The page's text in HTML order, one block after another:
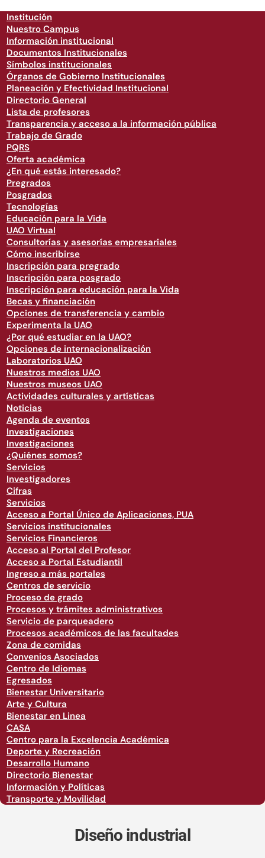
Institución
Nuestro Campus
Información institucional
Documentos Institucionales
Símbolos institucionales
Órganos de Gobierno Institucionales
Planeación y Efectividad Institucional
Directorio General
Lista de profesores
Transparencia y acceso a la información pública
Trabajo de Grado
PQRS
Oferta académica
¿En qué estás interesado?
Pregrados
Posgrados
Tecnologías
Educación para la Vida
UAO Virtual
Consultorías y asesorías empresariales
Cómo inscribirse
Inscripción para pregrado
Inscripción para posgrado
Inscripción para educación para la Vida
Becas y financiación
Opciones de transferencia y cambio
Experimenta la UAO
¿Por qué estudiar en la UAO?
Opciones de internacionalización
Laboratorios UAO
Nuestros medios UAO
Nuestros museos UAO
Actividades culturales y artísticas
Noticias
Agenda de eventos
Investigaciones
Investigaciones
¿Quiénes somos?
Servicios
Investigadores
Cifras
Servicios
Acceso a Portal Único de Aplicaciones, PUA
Servicios institucionales
Servicios Financieros
Acceso al Portal del Profesor
Acceso a Portal Estudiantil
Ingreso a más portales
Centros de servicio
Proceso de grado
Procesos y trámites administrativos
Servicio de parqueadero
Procesos académicos de las facultades
Zona de comidas
Convenios Asociados
Centro de Idiomas
Egresados
Bienestar Universitario
Arte y Cultura
Bienestar en Linea
CASA
Centro para la Excelencia Académica
Deporte y Recreación
Desarrollo Humano
Directorio Bienestar
Información y Políticas
Transporte y Movilidad
Diseño industrial